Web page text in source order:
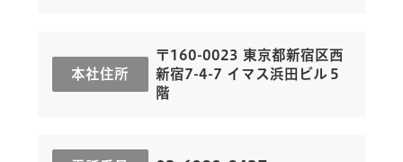
本社住所
〒160-0023 東京都新宿区西
新宿7-4-7 イマス浜田ビル５
階